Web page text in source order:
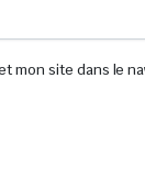
mon site dans le